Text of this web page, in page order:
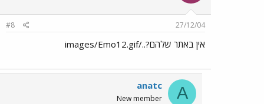
27/12/04
#8
אין באתר שלהם?../images/Emo12.gif
A
anatc
New member